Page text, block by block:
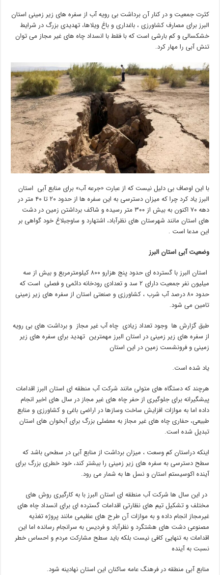
کثرت جمعیت و در کنار آن برداشت بی رویه آب از سفره های زیر زمینی استان
البرز برای مصارف کشاورزی ، باغداری و باغ ویلاها، تهدیدی بزرگ در شرایط
خشکسالی و کم بارشی است که با فقط با انسداد چاه های غیر مجاز می توان
تنش آبی را مهار کرد.
با این اوصاف بی دلیل نیست که از عبارت «جرعه آب» برای منابع آبی استان
البرز یاد کرد چرا که میزان دسترسی به این سفره ها از حدود ۲۰ تا ۴۰ متر در
دهه ۷۰ اکنون به بیش از ۳۰۰ متر رسیده و شاکف برداشتن زمین در دشت
های استان مانند شهرستان های نظرآباد، اشتهارد و ساوجبلاغ خود گواهی بر
این مدعا است .
وضعیت آبی استان البرز
استان البرز با گسترده ای حدود پنج هزارو ۸۰۰ کیلومترمربع و بیش از سه
میلیون نفر جمعیت دارای ۲ سد و تعدادی رودخانه دائمی و فصلی است که
حدود ۸۰ درصد آب شرب ، کشاورزی و صنعتی استان از سفره های زیر زمینی
تامین می شود.
طبق گزارش ها وجود تعداد زیادی چاه آب غیر مجاز و برداشت های بی رویه
از سفره های زیر زمینی در استان البرز مهمترین تهدید برای سفره های زیر
زمینی و فرونشست زمین در این استان
یاد شده است.
هرچند که دستگاه های متولی مانند شرکت آب منطقه ای استان البرز اقدامات
پیشگیرانه برای جلوگیری از حفر چاه های غیر مجاز در سال های اخیر انجام
داده اما به موازات افزایش ساخت وسازها در اراضی باغی و کشاورزی و منابع
طبیعی، حفاری چاه های غیر مجاز به معضلی بزرگ برای آبخوان های استان
تبدیل شده است.
اینکه دراستان کم وسعت ، میزان برداشت از منابع آبی در سطحی باشد که
سطح دسترسی به سفره های زیر زمینی را بیشتر کند، خود خطری بزرگ برای
آینده اکوسیستم استان و نسل ها به شمار می رود.
در این سال ها شرکت آب منطقه ای استان البرز با به کارگیری روش های
مختلف و تشکیل تیم های نظارتی اقدامات گسترده ای برای انسداد چاه های
غیرمجاز انجام داده و به موازات آن طرح های عظیمی مانند پروژه تغذیه
مصنوعی دشت های هشتگرد و نظرآباد و فردیس به سرانجام رسانده اما این
اقدامات به تنهایی کافی نیست بلکه باید سطح مشارکت مردم و احساس خطر
نسبت به آینده
منابع آبی منطقه در فرهنگ عامه ساکنان این استان نهادینه شود.